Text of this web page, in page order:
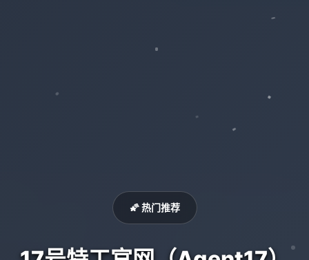
🌠 热门推荐